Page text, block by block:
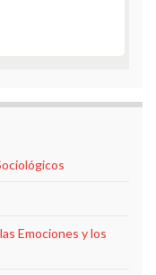
Emociones y los